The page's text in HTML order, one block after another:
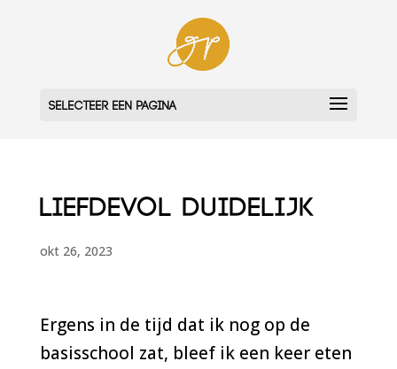
Selecteer een pagina
Liefdevol duidelijk
okt 26, 2023
Ergens in de tijd dat ik nog op de
basisschool zat, bleefik een keer eten